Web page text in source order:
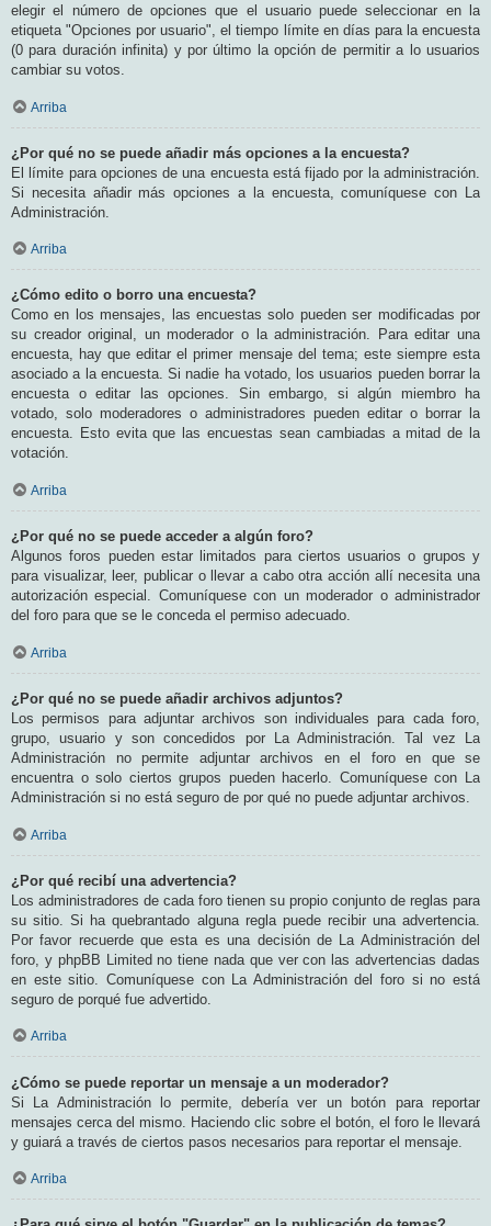
elegir el número de opciones que el usuario puede seleccionar en la
etiqueta "Opciones por usuario", el tiempo límite en días para la encuesta
(0 para duración infinita) y por último la opción de permitir a lo usuarios
cambiar su votos.
Arriba
¿Por qué no se puede añadir más opciones a la encuesta?
El límite para opciones de una encuesta está fijado por la administración.
Si necesita añadir más opciones a la encuesta, comuníquese con La
Administración.
Arriba
¿Cómo edito o borro una encuesta?
Como en los mensajes, las encuestas solo pueden ser modificadas por
su creador original, un moderador o la administración. Para editar una
encuesta, hay que editar el primer mensaje del tema; este siempre esta
asociado a la encuesta. Si nadie ha votado, los usuarios pueden borrar la
encuesta o editar las opciones. Sin embargo, si algún miembro ha
votado, solo moderadores o administradores pueden editar o borrar la
encuesta. Esto evita que las encuestas sean cambiadas a mitad de la
votación.
Arriba
¿Por qué no se puede acceder a algún foro?
Algunos foros pueden estar limitados para ciertos usuarios o grupos y
para visualizar, leer, publicar o llevar a cabo otra acción allí necesita una
autorización especial. Comuníquese con un moderador o administrador
del foro para que se le conceda el permiso adecuado.
Arriba
¿Por qué no se puede añadir archivos adjuntos?
Los permisos para adjuntar archivos son individuales para cada foro,
grupo, usuario y son concedidos por La Administración. Tal vez La
Administración no permite adjuntar archivos en el foro en que se
encuentra o solo ciertos grupos pueden hacerlo. Comuníquese con La
Administración si no está seguro de por qué no puede adjuntar archivos.
Arriba
¿Por qué recibí una advertencia?
Los administradores de cada foro tienen su propio conjunto de reglas para
su sitio. Si ha quebrantado alguna regla puede recibir una advertencia.
Por favor recuerde que esta es una decisión de La Administración del
foro, y phpBB Limited no tiene nada que ver con las advertencias dadas
en este sitio. Comuníquese con La Administración del foro si no está
seguro de porqué fue advertido.
Arriba
¿Cómo se puede reportar un mensaje a un moderador?
Si La Administración lo permite, debería ver un botón para reportar
mensajes cerca del mismo. Haciendo clic sobre el botón, el foro le llevará
y guiará a través de ciertos pasos necesarios para reportar el mensaje.
Arriba